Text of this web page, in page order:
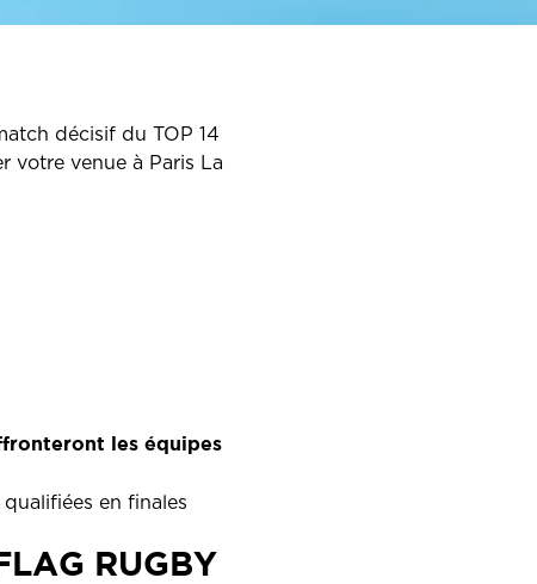
décisif du TOP 14
votre venue à Paris La
les équipes
en finales
RUGBY